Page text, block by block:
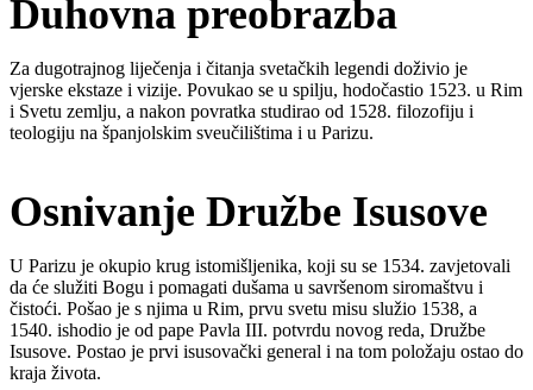
Duhovna preobrazba
Za dugotrajnog liječenja i čitanja svetačkih legendi doživio je
vjerske ekstaze i vizije. Povukao se u spilju, hodočastio 1523. u Rim
i Svetu zemlju, a nakon povratka studirao od 1528. filozofiju i
teologiju na španjolskim sveučilištima i u Parizu.
Osnivanje Družbe Isusove
U Parizu je okupio krug istomišljenika, koji su se 1534. zavjetovali
da će služiti Bogu i pomagati dušama u savršenom siromaštvu i
čistoći. Pošao je s njima u Rim, prvu svetu misu služio 1538, a
1540. ishodio je od pape Pavla III. potvrdu novog reda, Družbe
Isusove. Postao je prvi isusovački general i na tom položaju ostao do
kraja života.